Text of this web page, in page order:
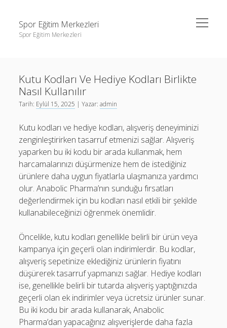
Spor Eğitim Merkezleri
Spor Eğitim Merkezleri
menüyü
aç
Sayfa Listesi
Şifresiz Instagram Beğeni Arttırma
Liste
Şifresiz Instagram Beğeni Arttırma
Tiktok Yorum Yükleme Bedava
Kutu Kodları Ve Hediye Kodları Birlikte
Nasıl Kullanılır
Tarih: Eylül 15, 2025 | Yazar:admin
Kutu kodları ve hediye kodları, alışveriş deneyiminizi
zenginleştirirken tasarruf etmenizi sağlar. Alışveriş
yaparken bu iki kodu bir arada kullanmak, hem
harcamalarınızı düşürmenize hem de istediğiniz
ürünlere daha uygun fiyatlarla ulaşmanıza yardımcı
olur. Anabolic Pharma’nın sunduğu fırsatları
değerlendirmek için bu kodları nasıl etkili bir şekilde
kullanabileceğinizi öğrenmek önemlidir.
Öncelikle, kutu kodları genellikle belirli bir ürün veya
kampanya için geçerli olan indirimlerdir. Bu kodlar,
alışveriş sepetinize eklediğiniz ürünlerin fiyatını
düşürerek tasarruf yapmanızı sağlar. Hediye kodları
ise, genellikle belirli bir tutarda alışveriş yaptığınızda
geçerli olan ek indirimler veya ücretsiz ürünler sunar.
Bu iki kodu bir arada kullanarak, Anabolic
Pharma’dan yapacağınız alışverişlerde daha fazla